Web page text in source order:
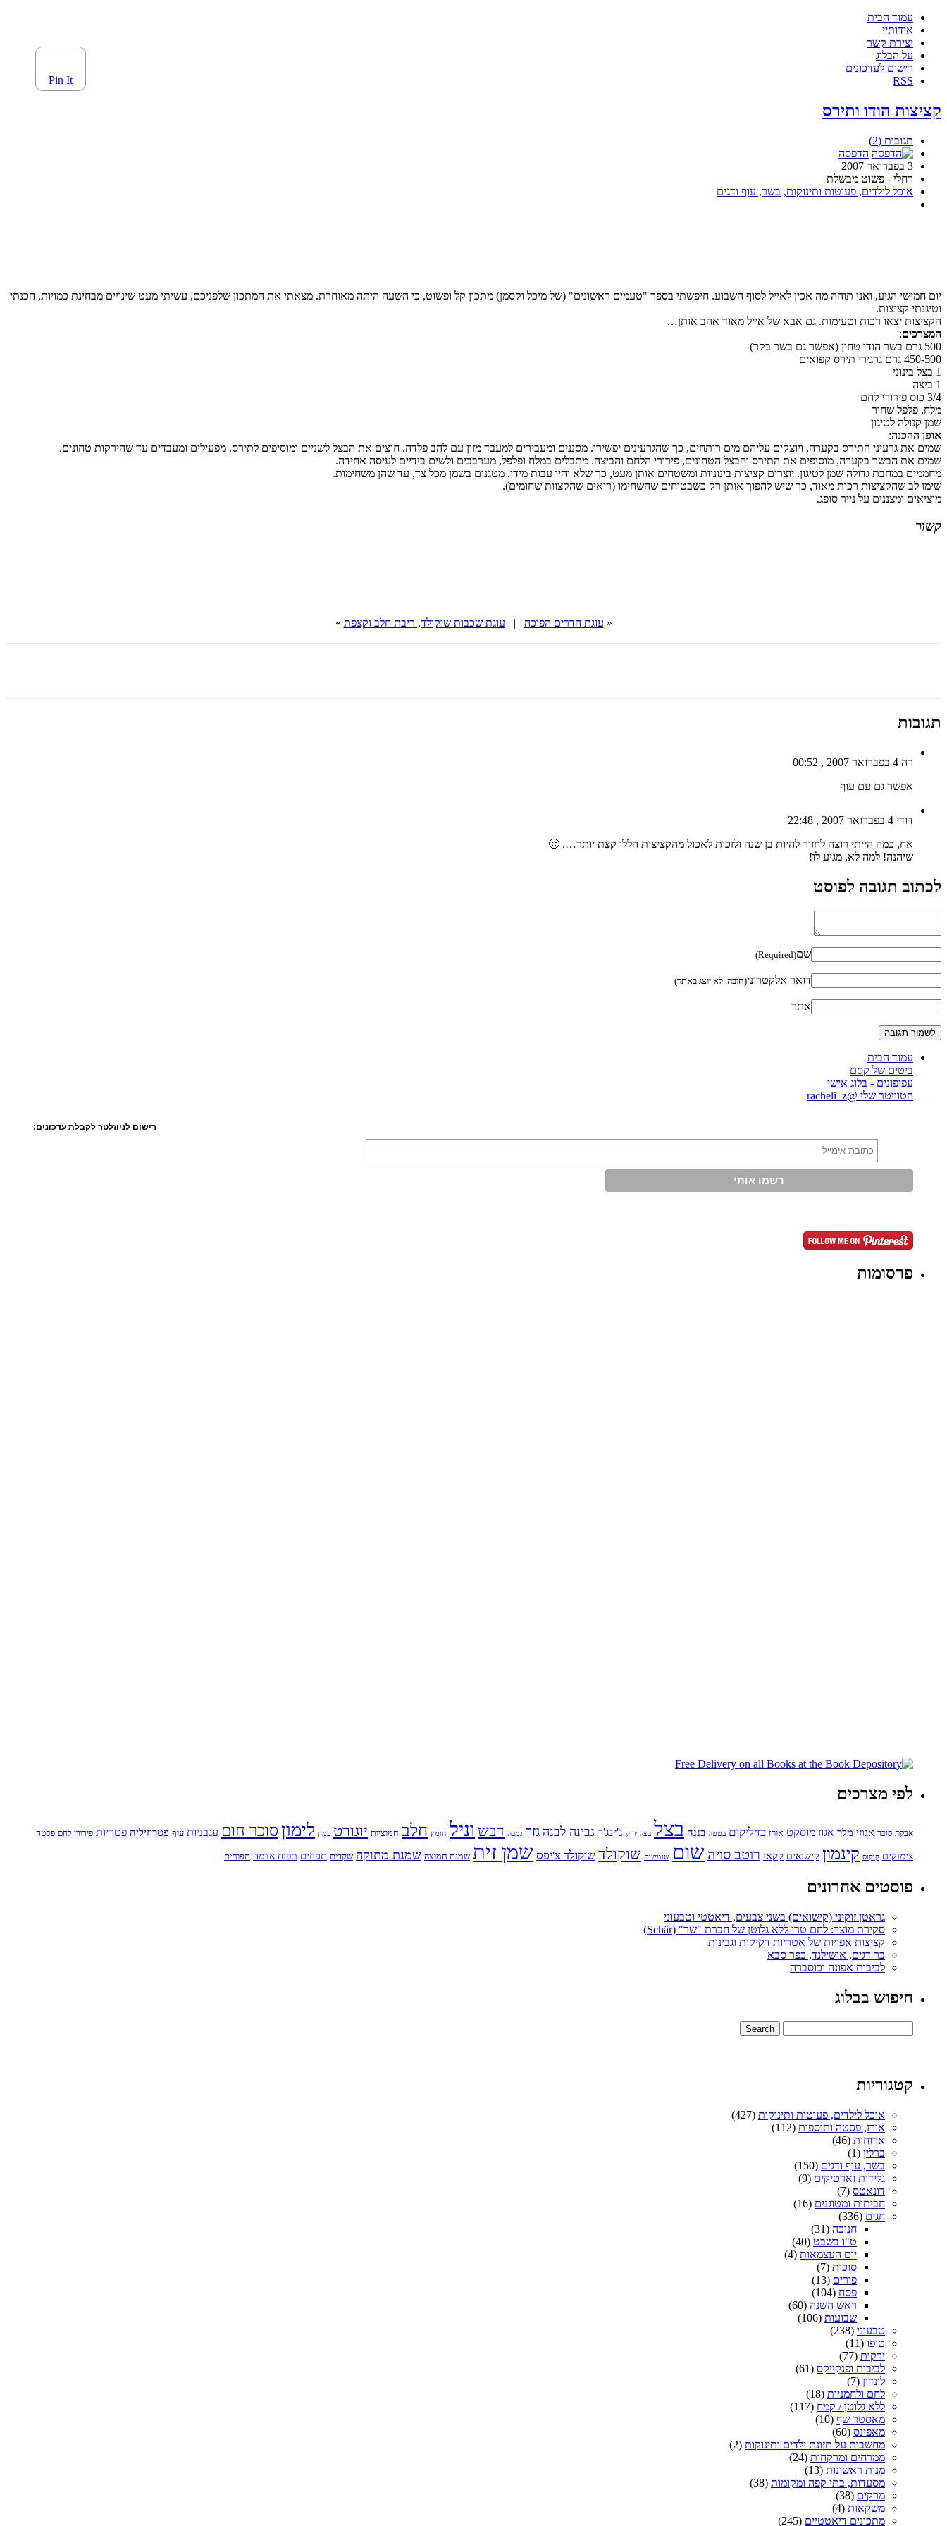
Pin It
עמוד הבית
אודותיי
יצירת קשר
על הבלוג
רישום לעדכונים
RSS
קציצות הודו ותירס
תגובות (2)
הדפסה
3 בפברואר 2007
רחלי - פשוט מבשלת
אוכל לילדים, פעוטות ותינוקות, בשר, עוף ודגים
יום חמישי הגיע, ואני תוהה מה אכין לאייל לסוף השבוע. חיפשתי בספר "טעמים ראשונים" (של מיכל וקסמן) מתכון קל ופשוט, כי השעה היתה מאוחרת. מצאתי את המתכון שלפניכם, עשיתי מעט שינויים מבחינת כמויות, הכנתי
וטיגנתי קציצות.
הקציצות יצאו רכות וטעימות. גם אבא של אייל מאוד אהב אותן…
המצרכים:
500 גרם בשר הודו טחון (אפשר גם בשר בקר)
450-500 גרם גרגירי תירס קפואים
1 בצל בינוני
1 ביצה
3/4 כוס פירורי לחם
מלח, פלפל שחור
שמן קנולה לטיגון
אופן ההכנה:
שמים את גרעיני התירס בקערה, ויוצקים עליהם מים רותחים, כך שהגרעינים יפשירו. מסננים ומעבירים למעבד מזון עם להב פלדה. חוצים את הבצל לשניים ומוסיפים לתירס. מפעילים ומעבדים עד שהירקות טחונים.
שמים את הבשר בקערה, מוסיפים את התירס והבצל הטחונים, פירורי הלחם והביצה. מתבלים במלח ופלפל, מערבבים ולשים בידיים לעיסה אחידה.
מחממים במחבת גדולה שמן לטיגון. יוצרים קציצות בינוניות ומשטחים אותן מעט, כך שלא יהיו עבות מידי. מטגנים בשמן מכל צד, עד שהן משחימות.
שימו לב שהקציצות רכות מאוד, כך שיש להפוך אותן רק כשבטוחים שהשחימו (רואים שהקצוות שחומים).
מוציאים ומצננים על נייר סופג.
קשור
« עוגת הדרים הפוכה | עוגת שכבות שוקולד, ריבת חלב וקצפת »
תגובות
רה 4 בפברואר 2007 , 00:52
אפשר גם עם עוף
דודי 4 בפברואר 2007 , 22:48
אח, כמה הייתי רוצה לחזור להיות בן שנה ולזכות לאכול מהקציצות הללו קצת יותר…. 🙂
שיהנה! למה לא, מגיע לו!
לכתוב תגובה לפוסט
שם(Required)
דואר אלקטרוני(חובה. לא יוצג באתר)
אתר
עמוד הבית
ביטים של קסם
עפיפונים - בלוג אישי
הטוויטר שלי @racheli_z
רישום לניוזלטר לקבלת עדכונים:
פרסומות
לפי מצרכים
אבקת סוכר אגוזי מלך אגוז מוסקט אורז בזיליקום בטטה בננה בצל בצל ירוק ג'ינג'ר גבינה לבנה גזר גמבה דבש וניל חומץ חלב חמוציות יוגורט כמון לימוןסוכר חום עגבניות עוף פטרוזיליה פטריות פירורי לחם פסטה
צימוקים קוקוס קינמון קישואים קקאו רוטב סויה שום שומשום שוקולד שוקולד צ'יפס שמן זית שמנת חמוצה שמנת מתוקה שקדים תפוזים תפוח אדמה תפוחים
פוסטים אחרונים
גראטן זוקיני (קישואים) בשני צבעים, דיאטטי וטבעוני
סקירת מוצר: לחם טרי ללא גלוטן של חברת "שר" (Schär)
קציצות אפויות של אטריות דקיקות וגבינות
בר דגים, אושילנד, כפר סבא
לביבות אפונה וכוסברה
חיפוש בבלוג
קטגוריות
אוכל לילדים, פעוטות ותינוקות (427)
אורז, פסטה ותוספות (112)
ארוחות (46)
ברלין (1)
בשר, עוף ודגים (150)
גלידות וארטיקים (9)
דונאטס (7)
חביתות ומטוגנים (16)
חגים (336)
חנוכה (31)
ט"ו בשבט (40)
יום העצמאות (4)
סוכות (7)
פורים (13)
פסח (104)
ראש השנה (60)
שבועות (106)
טבעוני (238)
טופו (11)
ירקות (77)
לביבות ופנקייקס (61)
לונדון (7)
לחם ולחמניות (18)
ללא גלוטן / קמח (117)
מאסטר שף (10)
מאפינס (60)
מחשבות על תזונת ילדים ותינוקות (2)
ממרחים ומרקחות (24)
מנות ראשונות (13)
מסעדות, בתי קפה ומקומות (38)
מרקים (38)
משקאות (4)
מתכונים דיאטטיים (245)